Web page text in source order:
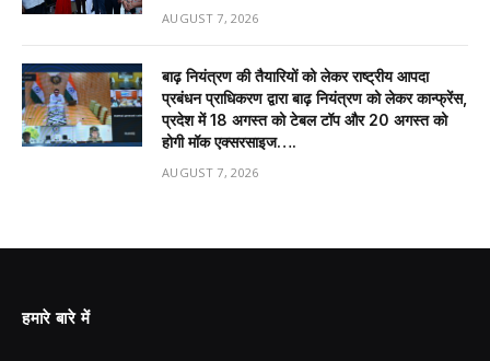
AUGUST 7, 2026
बाढ़ नियंत्रण की तैयारियों को लेकर राष्ट्रीय आपदा
प्रबंधन प्राधिकरण द्वारा बाढ़ नियंत्रण को लेकर कान्फ्रेंस,
प्रदेश में 18 अगस्त को टेबल टॉप और 20 अगस्त को
होगी मॉक एक्सरसाइज….
AUGUST 7, 2026
हमारे बारे में